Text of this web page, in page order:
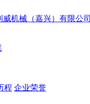
威机械（嘉兴）有限公司
程 企业荣誉